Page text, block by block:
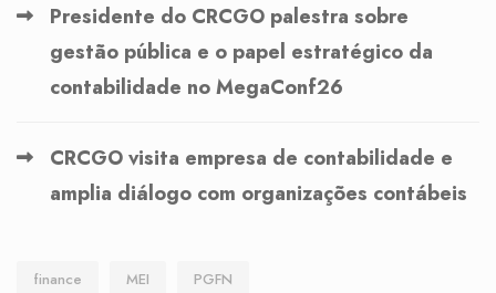
Presidente do CRCGO palestra sobre
gestão pública e o papel estratégico da
contabilidade no MegaConf26
CRCGO visita empresa de contabilidade e
amplia diálogo com organizações contábeis
finance MEI PGFN